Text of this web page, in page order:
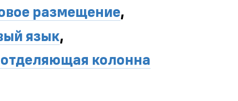
размещение,
язык,
колонна